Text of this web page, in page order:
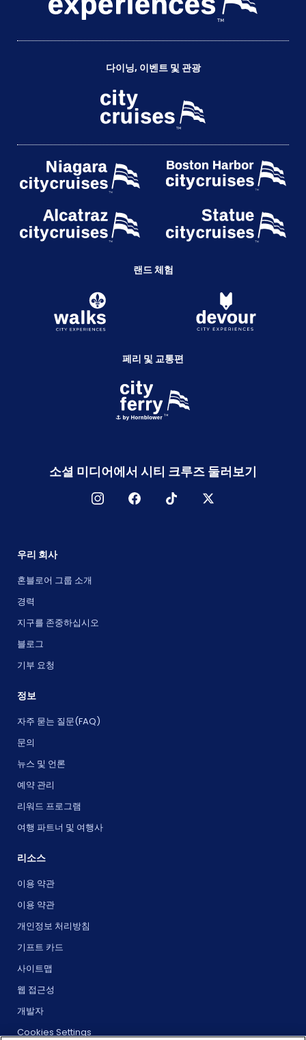
다이닝, 이벤트 및 관광
랜드 체험
페리 및 교통편
소셜 미디어에서 시티 크루즈 둘러보기
우리 회사
혼블로어 그룹 소개
경력
지구를 존중하십시오
블로그
기부 요청
정보
자주 묻는 질문(FAQ)
문의
뉴스 및 언론
예약 관리
리워드 프로그램
여행 파트너 및 여행사
리소스
이용 약관
이용 약관
개인정보 처리방침
기프트 카드
사이트맵
웹 접근성
개발자
Cookies Settings